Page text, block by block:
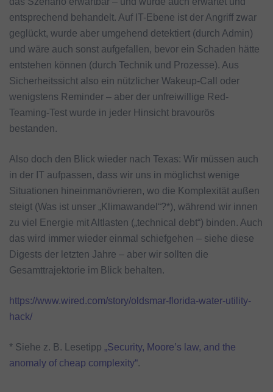
entsprechend behandelt. Auf IT-Ebene ist der Angriff zwar
geglückt, wurde aber umgehend detektiert (durch Admin)
und wäre auch sonst aufgefallen, bevor ein Schaden hätte
entstehen können (durch Technik und Prozesse). Aus
Sicherheitssicht also ein nützlicher Wakeup-Call oder
wenigstens Reminder – aber der unfreiwillige Red-
Teaming-Test wurde in jeder Hinsicht bravourös
bestanden.
Also doch den Blick wieder nach Texas: Wir müssen auch
in der IT aufpassen, dass wir uns in möglichst wenige
Situationen hineinmanövrieren, wo die Komplexität außen
steigt (Was ist unser „Klimawandel“?*), während wir innen
zu viel Energie mit Altlasten („technical debt“) binden. Auch
das wird immer wieder einmal schiefgehen – siehe diese
Digests der letzten Jahre – aber wir sollten die
Gesamttrajektorie im Blick behalten.
https://www.wired.com/story/oldsmar-florida-water-utility-
hack/
* Siehe z. B. Lesetipp „Security, Moore’s law, and the
anomaly of cheap complexity“.